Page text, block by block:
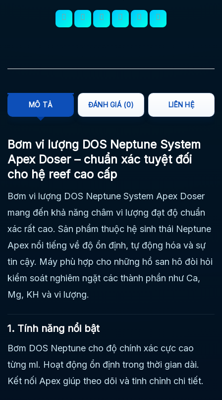
MÔ TẢ ĐÁNH GIÁ (0) LIÊN HỆ
Bơm vi lượng DOS Neptune System
Apex Doser – chuẩn xác tuyệt đối
cho hệ reef cao cấp
Bơm vi lượng DOS Neptune System Apex Doser
mang đến khả năng châm vi lượng đạt độ chuẩn
xác rất cao. Sản phẩm thuộc hệ sinh thái Neptune
Apex nổi tiếng về độ ổn định, tự động hóa và sự
tin cậy. Máy phù hợp cho những hồ san hô đòi hỏi
kiểm soát nghiêm ngặt các thành phần như Ca,
Mg, KH và vi lượng.
1. Tính năng nổi bật
Bơm DOS Neptune cho độ chính xác cực cao
từng ml. Hoạt động ổn định trong thời gian dài.
Kết nối Apex giúp theo dõi và tinh chỉnh chi tiết.